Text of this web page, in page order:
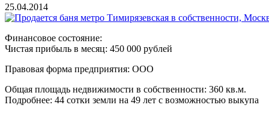
25.04.2014
Финансовое состояние:
Чистая прибыль в месяц: 450 000 рублей
Правовая форма предприятия: ООО
Общая площадь недвижимости в собственности: 360 кв.м.
Подробнее: 44 cотки земли на 49 лет с возможностью выкупа